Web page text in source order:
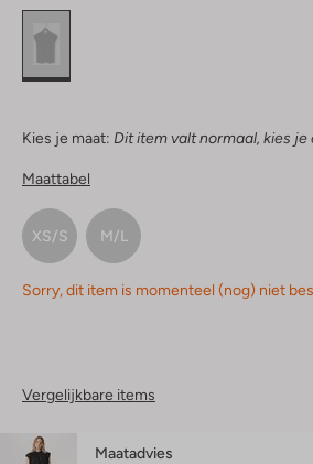
Kies je maat: Dit item valt normaal, kies je
Maattabel
XS/S M/L
Sorry, dit item is momenteel (nog) niet
Vergelijkbare items
Maatadvies